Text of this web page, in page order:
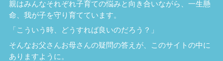
親はみんなそれぞれ子育ての悩みと向き合いながら、一生懸
命、我が子を守り育てています。
「こういう時、どうすれば良いのだろう？」
そんなお父さんお母さんの疑問の答えが、このサイトの中に
ありますように。